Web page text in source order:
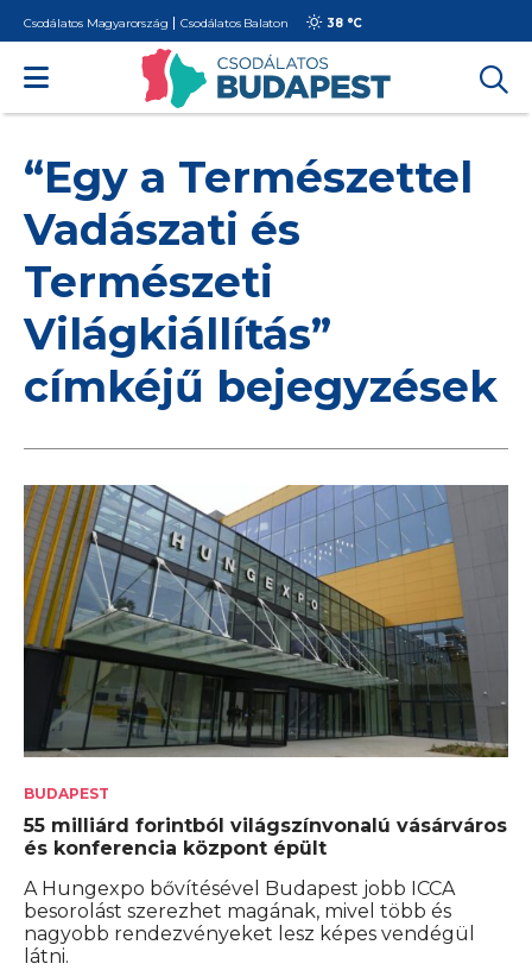
Csodálatos Magyarország Csodálatos Balaton 38 °C
“Egy a Természettel
Vadászati és
Természeti
Világkiállítás”
címkéjű bejegyzések
BUDAPEST
55 milliárd forintból világszínvonalú vásárváros
és konferencia központ épült
A Hungexpo bővítésével Budapest jobb ICCA
besorolást szerezhet magának, mivel több és
nagyobb rendezvényeket lesz képes vendégül
látni.